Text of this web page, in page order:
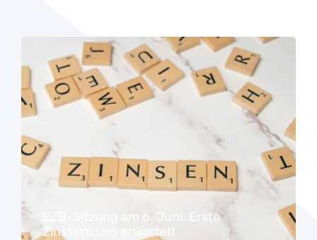
EZB-Sitzung am 6. Juni: Erste
Zinssenkung erwartet!